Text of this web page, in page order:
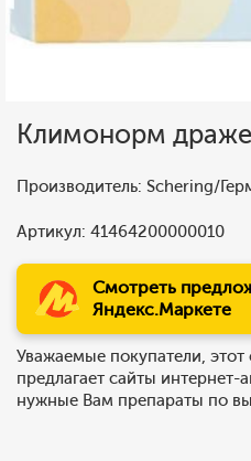
Климонорм
Производитель: Schering/
Артикул: 41464200000010
Смотреть
Яндекс.Маркете
Уважаемые покупатели, этот
предлагает сайты интернет-
нужные Вам препараты по